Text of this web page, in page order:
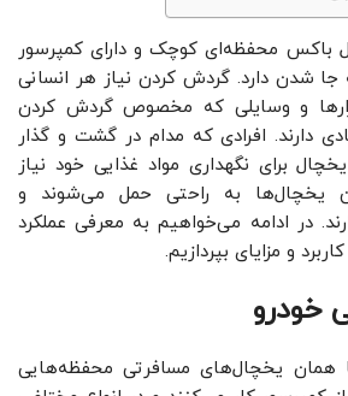
باکس محفظه‌ای کوچک و دارای کمپرسور
شدن دارد. گردش کردن نیاز هر انسانی
و وسایلی که مخصوص گردش کردن
دارند.‌ افرادی که مدام در گشت و گذار
برای نگهداری مواد غذایی خود نیاز
یخچال‌ها به راحتی حمل می‌شوند و
در ادامه می‌خواهیم به معرفی عملکرد
و مزایای بپردازیم.
خودرو
همان یخچال‌های مسافرتی محفظه‌هایی